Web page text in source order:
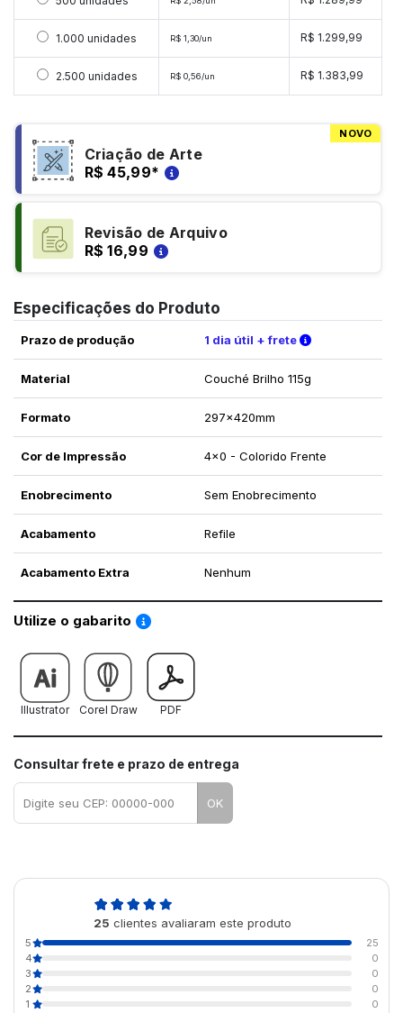
Selecionar 1000 unidades
1.000 unidades R$ 1,30/un R$ 1.299,99
Selecionar 2500 unidades
2.500 unidades R$ 0,56/un R$ 1.383,99
NOVO
Criação de Arte
R$ 45,99*
Revisão de Arquivo
R$ 16,99
Especificações do Produto
Prazo de produção 1 dia útil + frete Verifique as
Material Couché Brilho 115g
Formato 297x420mm
Cor de Impressão 4x0 - Colorido Frente
Enobrecimento Sem Enobrecimento
Acabamento Refile
Acabamento Extra Nenhum
Utilize o gabarito Saiba como utilizar os nossos gabaritos
Illustrator Corel Draw PDF
Consultar frete e prazo de entrega
OK
25 clientes avaliaram este produto
5
25
4
0
3
0
2
0
1
0